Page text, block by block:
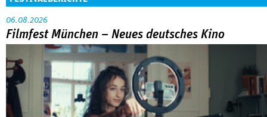
06.08.2026
Filmfest München – Neues deutsches Kino